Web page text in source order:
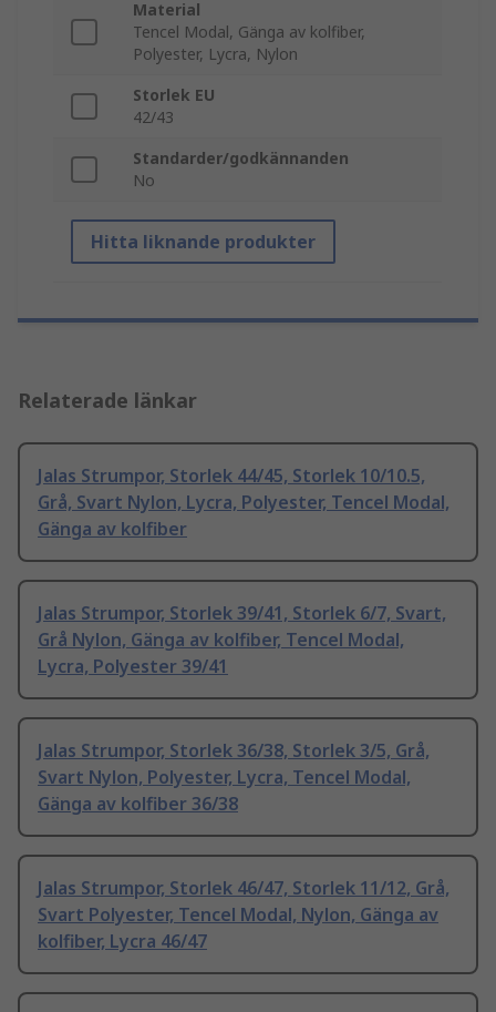
Material
Tencel Modal, Gänga av kolfiber,
Polyester, Lycra, Nylon
Storlek EU
42/43
Standarder/godkännanden
No
Hitta liknande produkter
Relaterade länkar
Jalas Strumpor, Storlek 44/45, Storlek 10/10.5,
Grå, Svart Nylon, Lycra, Polyester, Tencel Modal,
Gänga av kolfiber
Jalas Strumpor, Storlek 39/41, Storlek 6/7, Svart,
Grå Nylon, Gänga av kolfiber, Tencel Modal,
Lycra, Polyester 39/41
Jalas Strumpor, Storlek 36/38, Storlek 3/5, Grå,
Svart Nylon, Polyester, Lycra, Tencel Modal,
Gänga av kolfiber 36/38
Jalas Strumpor, Storlek 46/47, Storlek 11/12, Grå,
Svart Polyester, Tencel Modal, Nylon, Gänga av
kolfiber, Lycra 46/47